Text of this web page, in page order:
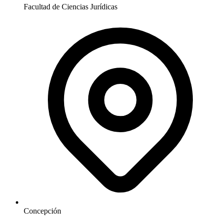
Facultad de Ciencias Jurídicas
Concepción